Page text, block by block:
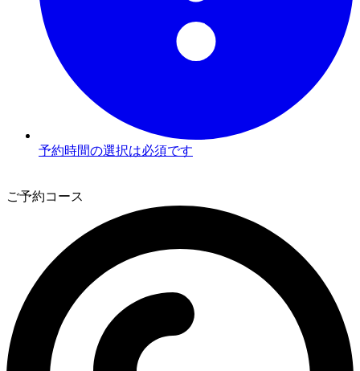
予約時間の選択は必須です
ご予約コース